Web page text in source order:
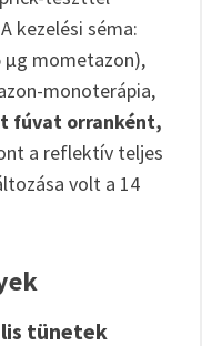
kezelési séma:
µg mometazon),
monoterápia,
fúvat orranként,
a reflektív teljes
volt a 14
tünetek